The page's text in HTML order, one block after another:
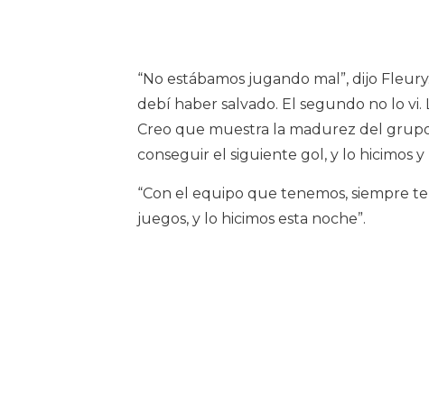
“No estábamos jugando mal”, dijo
debí haber salvado. El segundo no lo
Creo que muestra la madurez del
conseguir el siguiente gol, y lo hicimos y
“Con el equipo que tenemos, siempre
juegos, y lo hicimos esta noche”.